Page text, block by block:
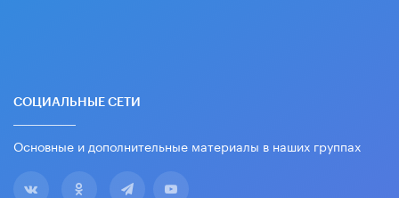
СОЦИАЛЬНЫЕ СЕТИ
Основные и дополнительные материалы в наших группах